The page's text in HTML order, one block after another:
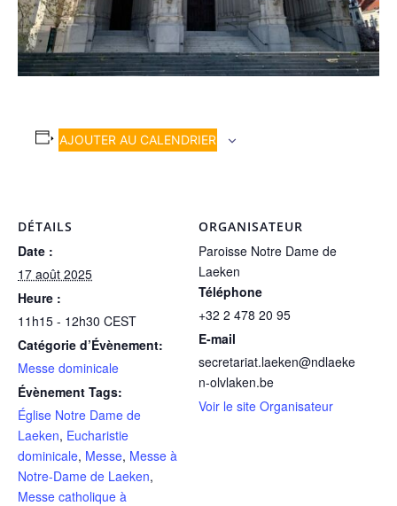
AJOUTER AU CALENDRIER
DÉTAILS
Date :
17 août 2025
Heure :
11h15 - 12h30 CEST
Catégorie d’Évènement:
Messe dominicale
Évènement Tags:
Église Notre Dame de
Laeken, Eucharistie
dominicale, Messe, Messe à
Notre-Dame de Laeken,
Messe catholique à
ORGANISATEUR
Paroisse Notre Dame de
Laeken
Téléphone
+32 2 478 20 95
E-mail
secretariat.laeken@ndlaeke
n-olvlaken.be
Voir le site Organisateur